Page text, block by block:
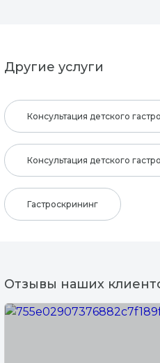
Другие услуги
Консультация детского
Консультация детского
Гастроскрининг
Отзывы наших